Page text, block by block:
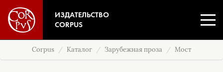
ИЗДАТЕЛЬСТВО
CORPUS
Corpus Каталог Зарубежная проза Мост